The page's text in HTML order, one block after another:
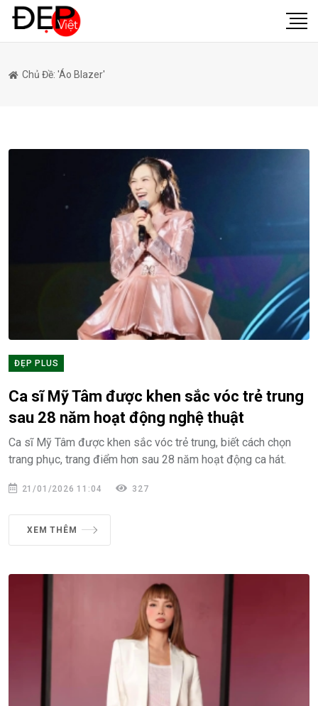
Chủ Đề: 'áo Blazer'
ĐẸP PLUS
Ca sĩ Mỹ Tâm được khen sắc vóc trẻ trung
sau 28 năm hoạt động nghệ thuật
Ca sĩ Mỹ Tâm được khen sắc vóc trẻ trung, biết cách chọn
trang phục, trang điểm hơn sau 28 năm hoạt động ca hát.
21/01/2026 11:04 327
XEM THÊM